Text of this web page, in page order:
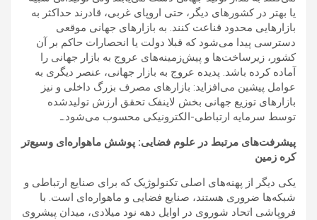
یا بهتر در کشورهای دیگر، حتی اروپای غربی، قادرند حداکثر به
بازارهایی محدود قناعت کنند. به بازارهای جهانی موقعی
دسترسی پیدا می‌شود که قبلا دولت یا انحصارات حاکم بر آن
کشور، زیرساخت‌ها و پیش‌زمینه‌های عروج به بازار جهانی را
آماده کرده باشد. پدیده عروج به بازار جهانی، عنصر دیگری به
عوامل پیشین می‌افزاید: بازارهای مصرف بزرگ داخلی و نیز
بازارهای توزیع جهانی بخش لاینفک تحقق ارزش تولیدشده
توسط سرمایه ارتباطی-الکترونیکی محسوب می‌شود.ـ
پیشرفت‌های مرتبط در علوم فضایی: پوشش ماهواره‌ای وسیع‌تر
کره زمین
یکی دیگر از پهنه‌های اصلی تکنولوژیک که برای صنایع ارتباطی و
شبکه‌ها ضروری هستند، صنایع فضایی و ماهواره‌ای است. با
فروپاشی اتحاد شوروی در اوایل دهه نود میلادی، میدان پیشروی